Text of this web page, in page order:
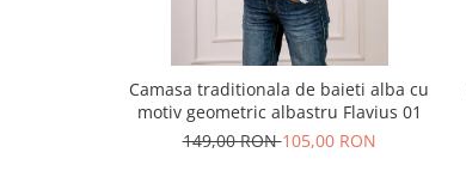
Camasa traditionala de baieti alba cu
motiv geometric albastru Flavius 01
149,00 RON105,00 RON